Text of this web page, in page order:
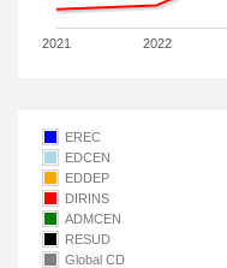
2021 2022
EREC
EDCEN
EDDEP
DIRINS
ADMCEN
RESUD
Global CD